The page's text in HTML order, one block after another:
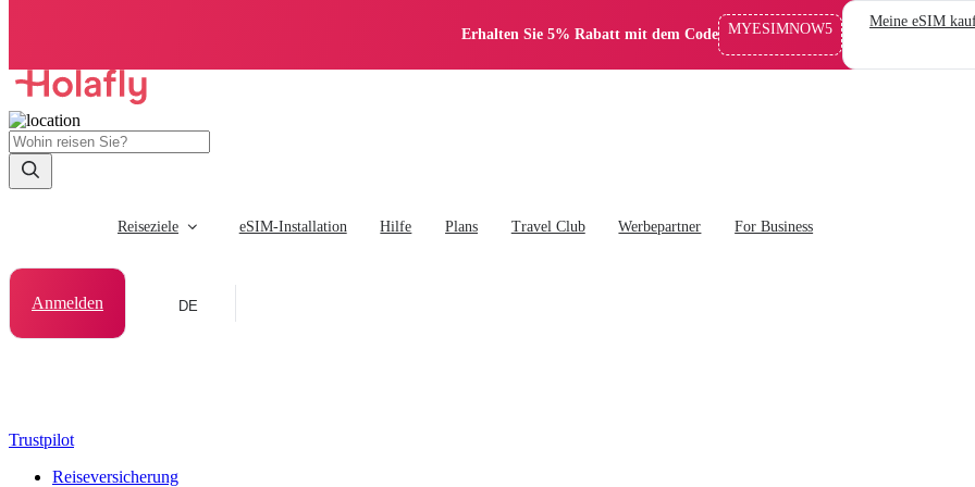
Erhalten Sie 5% Rabatt mit dem Code MYESIMNOW5 Meine eSIM
Reiseziele eSIM-Installation Hilfe Plans Travel Club Werbepartner For Business
Anmelden DE
Trustpilot
Reiseversicherung